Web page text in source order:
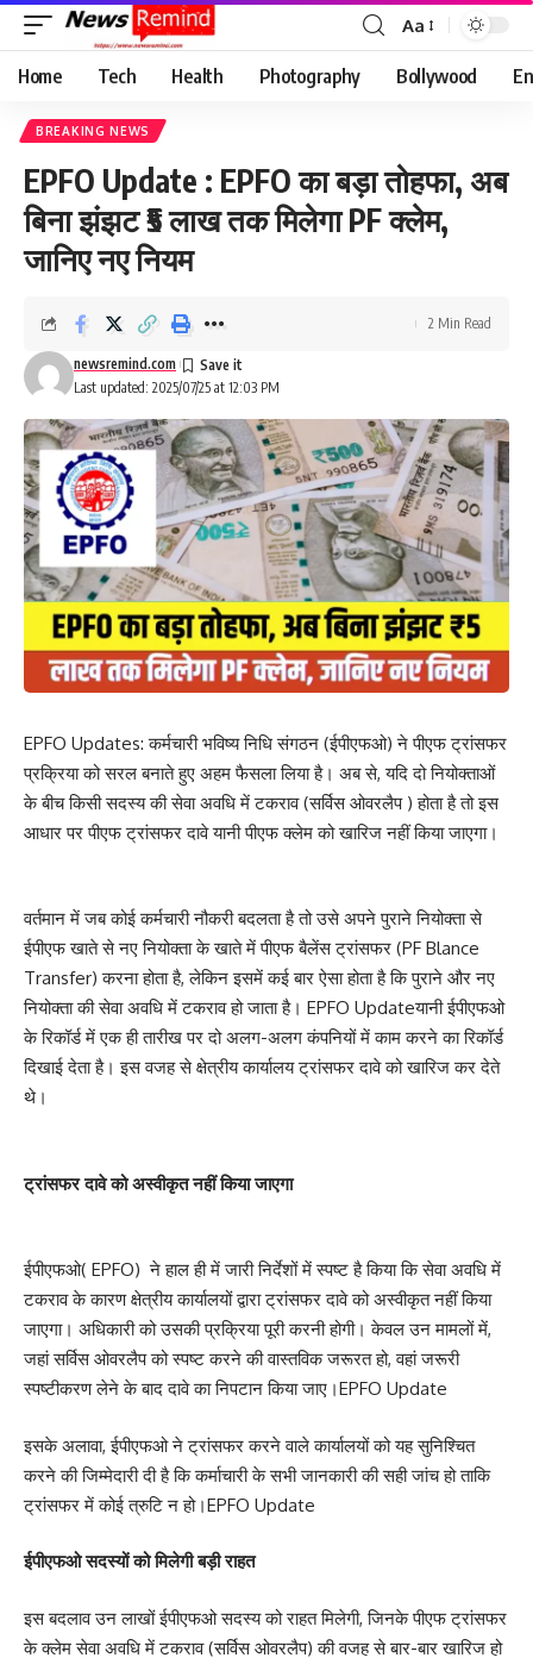
Font
Resizer
Aa
Home Tech Health Photography Bollywood
BREAKING NEWS
EPFO Update : EPFO का बड़ा तोहफा, अब
बिना झंझट ₹5 लाख तक मिलेगा PF क्लेम,
जानिए नए नियम
Last updated: 2025/07/25 at 12:03 PM
newsremind.com
2 Min Read
EPFO Updates: कर्मचारी भविष्य निधि संगठन (ईपीएफओ) ने पीएफ ट्रांसफर
प्रक्रिया को सरल बनाते हुए अहम फैसला लिया है। अब से, यदि दो नियोक्ताओं
के बीच किसी सदस्य की सेवा अवधि में टकराव (सर्विस ओवरलैप ) होता है तो इस
आधार पर पीएफ ट्रांसफर दावे यानी पीएफ क्लेम को खारिज नहीं किया जाएगा।
वर्तमान में जब कोई कर्मचारी नौकरी बदलता है तो उसे अपने पुराने नियोक्ता से
ईपीएफ खाते से नए नियोक्ता के खाते में पीएफ बैलेंस ट्रांसफर (PF Blance
Transfer) करना होता है, लेकिन इसमें कई बार ऐसा होता है कि पुराने और नए
नियोक्ता की सेवा अवधि में टकराव हो जाता है। EPFO Updateयानी ईपीएफओ
के रिकॉर्ड में एक ही तारीख पर दो अलग-अलग कंपनियों में काम करने का रिकॉर्ड
दिखाई देता है। इस वजह से क्षेत्रीय कार्यालय ट्रांसफर दावे को खारिज कर देते
थे।
ट्रांसफर दावे को अस्वीकृत नहीं किया जाएगा
ईपीएफओ( EPFO) ने हाल ही में जारी निर्देशों में स्पष्ट है किया कि सेवा अवधि में
टकराव के कारण क्षेत्रीय कार्यालयों द्वारा ट्रांसफर दावे को अस्वीकृत नहीं किया
जाएगा। अधिकारी को उसकी प्रक्रिया पूरी करनी होगी। केवल उन मामलों में,
जहां सर्विस ओवरलैप को स्पष्ट करने की वास्तविक जरूरत हो, वहां जरूरी
स्पष्टीकरण लेने के बाद दावे का निपटान किया जाए।EPFO Update
इसके अलावा, ईपीएफओ ने ट्रांसफर करने वाले कार्यालयों को यह सुनिश्चित
करने की जिम्मेदारी दी है कि कर्माचारी के सभी जानकारी की सही जांच हो ताकि
ट्रांसफर में कोई त्रुटि न हो।EPFO Update
ईपीएफओ सदस्यों को मिलेगी बड़ी राहत
इस बदलाव उन लाखों ईपीएफओ सदस्य को राहत मिलेगी, जिनके पीएफ ट्रांसफर
के क्लेम सेवा अवधि में टकराव (सर्विस ओवरलैप) की वजह से बार-बार खारिज हो